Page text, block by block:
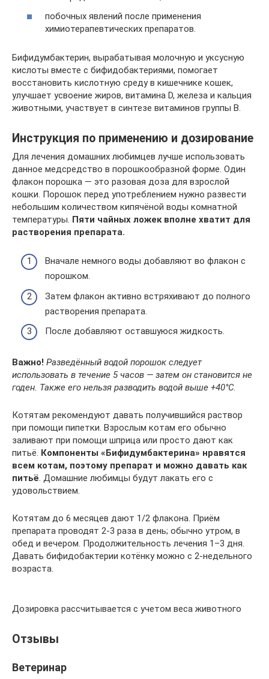
побочных явлений после применения
химиотерапевтических препаратов.
Бифидумбактерин, вырабатывая молочную и уксусную
кислоты вместе с бифидобактериями, помогает
восстановить кислотную среду в кишечнике кошек,
улучшает усвоение жиров, витамина D, железа и кальция
животными, участвует в синтезе витаминов группы В.
Инструкция по применению и дозирование
Для лечения домашних любимцев лучше использовать
данное медсредство в порошкообразной форме. Один
флакон порошка — это разовая доза для взрослой
кошки. Порошок перед употреблением нужно развести
небольшим количеством кипячёной воды комнатной
температуры. Пяти чайных ложек вполне хватит для
растворения препарата.
Вначале немного воды добавляют во флакон с
порошком.
Затем флакон активно встряхивают до полного
растворения препарата.
После добавляют оставшуюся жидкость.
Важно! Разведённый водой порошок следует
использовать в течение 5 часов — затем он становится не
годен. Также его нельзя разводить водой выше +40°С.
Котятам рекомендуют давать получившийся раствор
при помощи пипетки. Взрослым котам его обычно
заливают при помощи шприца или просто дают как
питьё. Компоненты «Бифидумбактерина» нравятся
всем котам, поэтому препарат и можно давать как
питьё. Домашние любимцы будут лакать его с
удовольствием.
Котятам до 6 месяцев дают 1/2 флакона. Приём
препарата проводят 2-3 раза в день; обычно утром, в
обед и вечером. Продолжительность лечения 1–3 дня.
Давать бифидобактерии котёнку можно с 2-недельного
возраста.
Дозировка рассчитывается с учетом веса животного
Отзывы
Ветеринар